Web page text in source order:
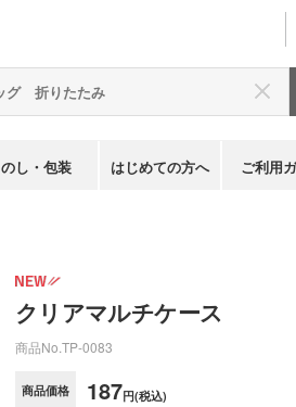
のし・包装 はじめての方へ ご利用
クリアマルチケース
商品No. TP-0083
商品価格 187円(税込)